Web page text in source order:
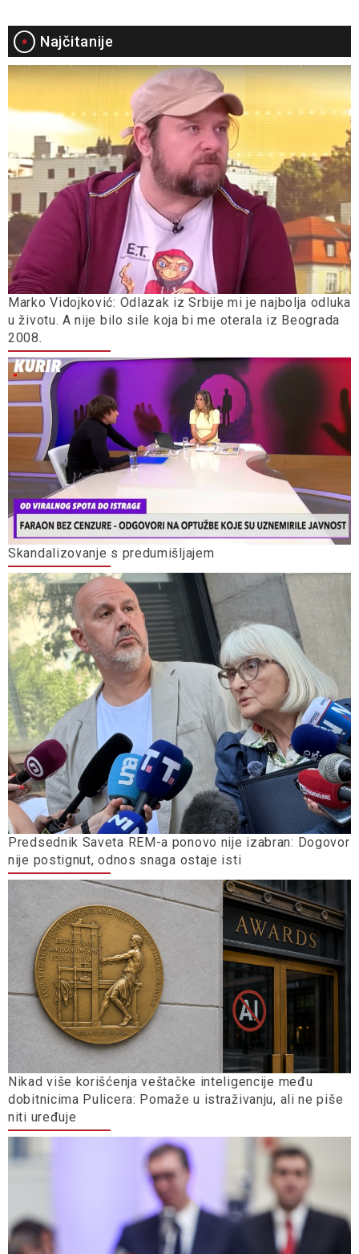
Najčitanije
Marko Vidojković: Odlazak iz Srbije mi je najbolja odluka
u životu. A nije bilo sile koja bi me oterala iz Beograda
2008.
Skandalizovanje s predumišljajem
Predsednik Saveta REM-a ponovo nije izabran: Dogovor
nije postignut, odnos snaga ostaje isti
Nikad više korišćenja veštačke inteligencije među
dobitnicima Pulicera: Pomaže u istraživanju, ali ne piše
niti uređuje